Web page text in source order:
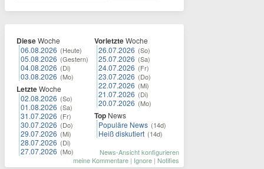
DieseWoche
06.08.2026 (Heute)
05.08.2026 (Gestern)
04.08.2026 (Di)
03.08.2026 (Mo)
LetzteWoche
02.08.2026 (So)
01.08.2026 (Sa)
31.07.2026 (Fr)
30.07.2026 (Do)
29.07.2026 (Mi)
28.07.2026 (Di)
27.07.2026 (Mo)
VorletzteWoche
26.07.2026 (So)
25.07.2026 (Sa)
24.07.2026 (Fr)
23.07.2026 (Do)
22.07.2026 (Mi)
21.07.2026 (Di)
20.07.2026 (Mo)
Top News
Populäre News (14d)
Heiß diskutiert (14d)
News-Ansicht konfigurieren
meine Kommentare | Ignore | Notifies